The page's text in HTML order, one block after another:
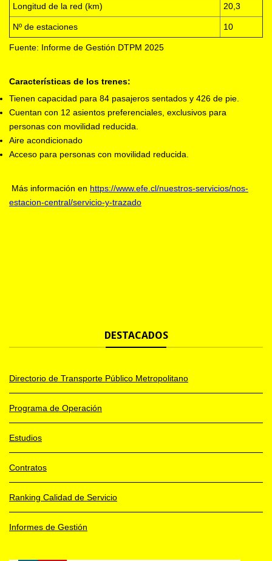
Longitud de la red (km) 20,3
Nº de estaciones 10
Fuente: Informe de Gestión DTPM 2025
Características de los trenes:
Tienen capacidad para 84 pasajeros sentados y 426 de pie.
Cuentan con 12 asientos preferenciales, exclusivos para
personas con movilidad reducida.
Aire acondicionado
Acceso para personas con movilidad reducida.
Más información en https://www.efe.cl/nuestros-servicios/nos-
estacion-central/servicio-y-trazado
DESTACADOS
Directorio de Transporte Público Metropolitano
Programa de Operación
Estudios
Contratos
Ranking Calidad de Servicio
Informes de Gestión